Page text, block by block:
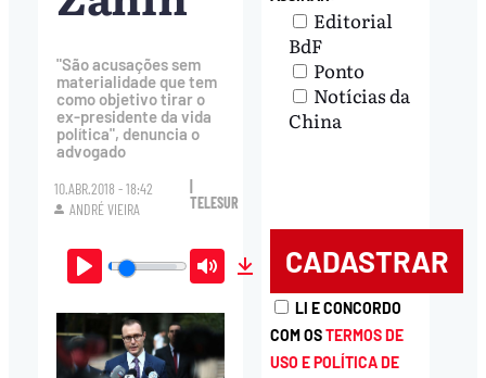
"São acusações sem
materialidade que tem
como objetivo tirar o
ex-presidente da vida
política", denuncia o
advogado
10.ABR.2018 - 18:42
ANDRÉ VIEIRA
TELESUR
Play Mute Download
Editorial
BdF
Ponto
Notícias da
China
LI E CONCORDO
COM OSTERMOS DE
USO E POLÍTICA DE